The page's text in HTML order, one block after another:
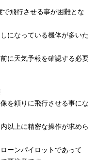
飛行させる事が困難とな
になっている機体が多いた
に天気予報を確認する必要
を頼りに飛行させる事にな
以上に精密な操作が求めら
ーンパイロットであって